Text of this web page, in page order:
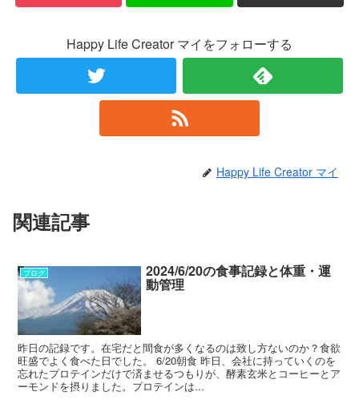
Happy Life Creator マイをフォローする
Happy Life Creator マイ
関連記事
ブログ 2024/6/20の食事記録と体重・運
動管理
昨日の記録です。在宅だと間食が多くなるのは致し方ないのか？食欲
旺盛でよく食べた日でした。 6/20朝食 昨日、会社に持っていくのを
忘れたプロテインだけで済ませるつもりが、酵素玄米とコーヒーとア
ーモンドを摂りました。プロテインは...